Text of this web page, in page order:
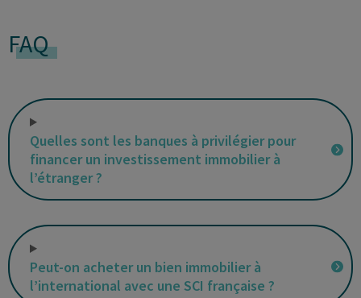
FAQ
Quelles sont les banques à privilégier pour
financer un investissement immobilier à
l’étranger ?
Peut-on acheter un bien immobilier à
l’international avec une SCI française ?